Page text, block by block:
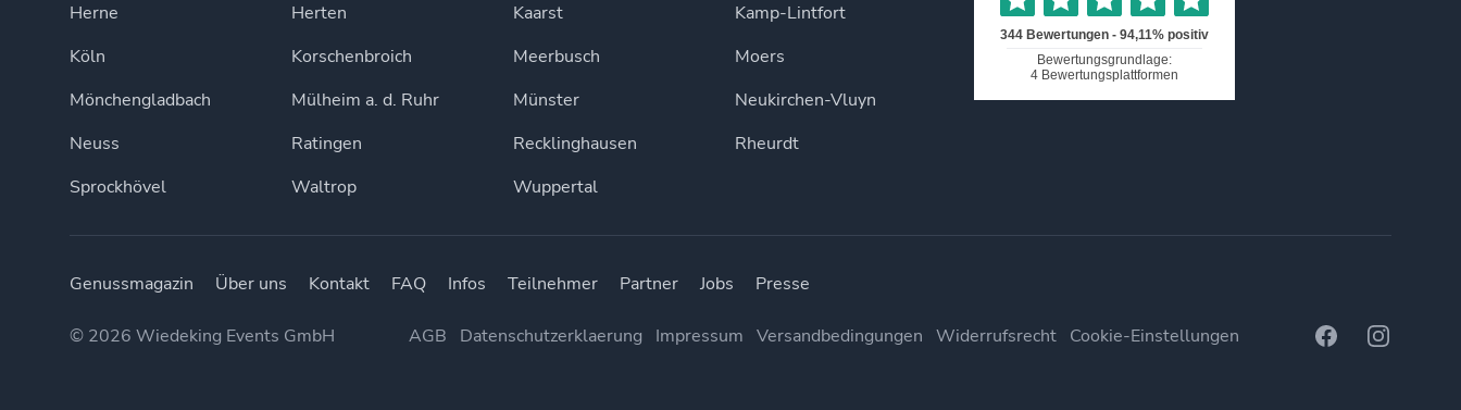
Herne
Herten Kaarst
Kamp-Lintfort
Köln
Korschenbroich Meerbusch
Moers
Mönchengladbach
Mülheim a. d. Ruhr Münster
Neukirchen-Vluyn
Neuss
Ratingen Recklinghausen
Rheurdt
Sprockhövel
Waltrop Wuppertal
Genussmagazin Über uns Kontakt FAQ Infos Teilnehmer Partner Jobs Presse
FacebookInstagram
AGB Datenschutzerklaerung Impressum Versandbedingungen Widerrufsrecht Cookie-Einstellungen
© 2026 Wiedeking Events GmbH